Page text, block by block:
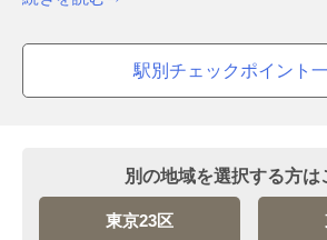
駅別チェックポイント
別の地域を選択する方は
東京23区